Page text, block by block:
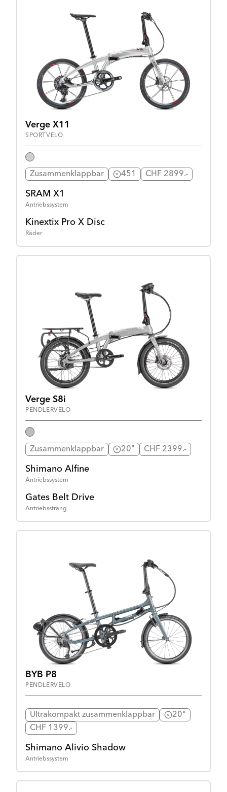
Verge X11
SPORTVELO
Zusammenklappbar 451 CHF 2899.-
SRAM X1
Antriebssystem
Kinextix Pro X Disc
Räder
Verge S8i
PENDLERVELO
Zusammenklappbar 20" CHF 2399.-
Shimano Alfine
Antriebssystem
Gates Belt Drive
Antriebsstrang
BYB P8
PENDLERVELO
Ultrakompakt zusammenklappbar
20"
CHF 1399.-
Shimano Alivio Shadow
Antriebssystem